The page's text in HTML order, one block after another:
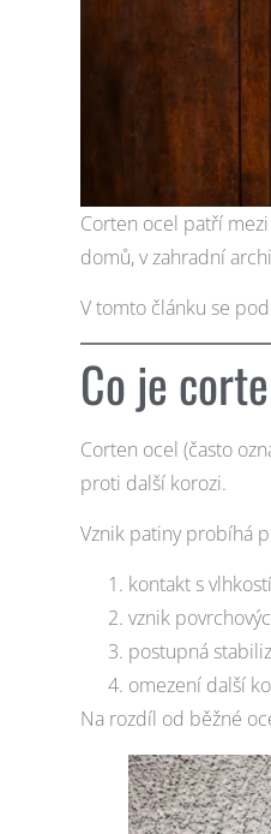
Corten ocel patří
domů, v zahradní
V tomto článku se
Co je
Corten ocel (často
proti další korozi.
Vznik patiny probíhá
kontakt s
vznik
postupná
omezení další
Na rozdíl od běžné